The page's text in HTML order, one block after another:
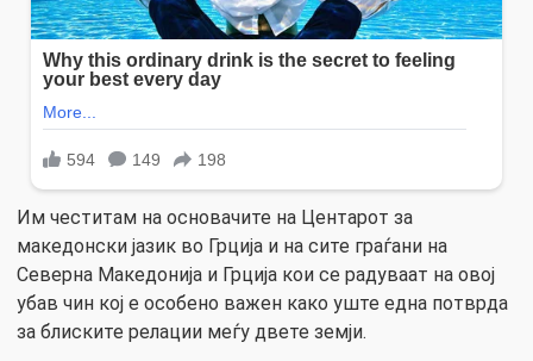
Им честитам на основачите на Центарот за
македонски јазик во Грција и на сите граѓани на
Северна Македонија и Грција кои се радуваат на овој
убав чин кој е особено важен како уште една потврда
за блиските релации меѓу двете земји.